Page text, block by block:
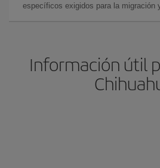
específicos exigidos para la migración
Información útil